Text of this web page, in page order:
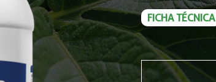
FICHA TÉCNICA